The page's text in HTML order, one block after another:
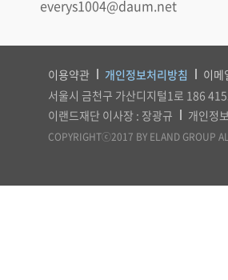
everys1004@daum.net
이용약관 개인정보처리방침
이메
서울시 금천구 가산디지털1로 186
이랜드재단 이사장 : 장광규
개인정
COPYRIGHTⓒ2017 BY ELAND GROUP